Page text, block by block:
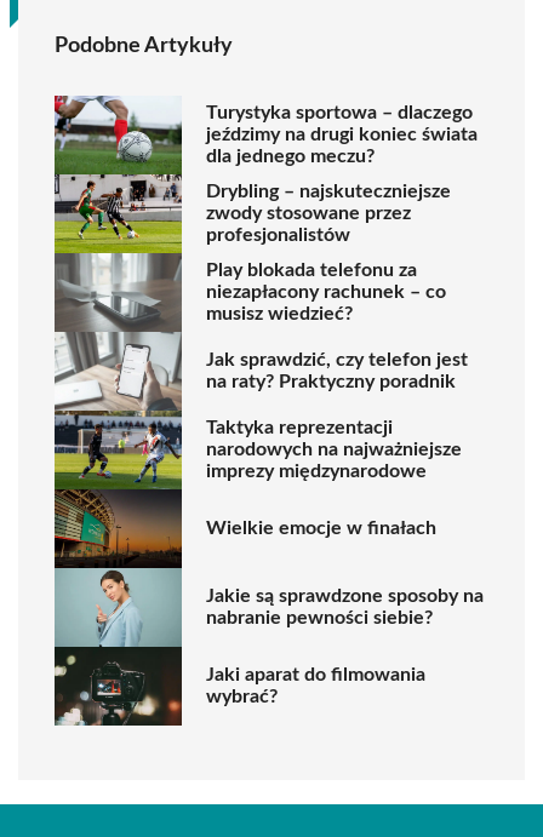
Podobne Artykuły
Turystyka sportowa – dlaczego
jeździmy na drugi koniec świata
dla jednego meczu?
Drybling – najskuteczniejsze
zwody stosowane przez
profesjonalistów
Play blokada telefonu za
niezapłacony rachunek – co
musisz wiedzieć?
Jak sprawdzić, czy telefon jest
na raty? Praktyczny poradnik
Taktyka reprezentacji
narodowych na najważniejsze
imprezy międzynarodowe
Wielkie emocje w finałach
Jakie są sprawdzone sposoby na
nabranie pewności siebie?
Jaki aparat do filmowania
wybrać?